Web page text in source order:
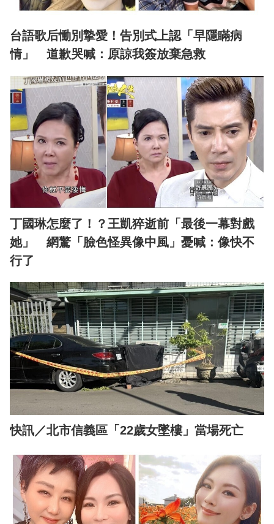
台語歌后慟別摯愛！告別式上認「早隱瞞病
情」 道歉哭喊：原諒我簽放棄急救
丁國琳怎麼了！？王凱猝逝前「最後一幕對戲
她」 網驚「臉色怪異像中風」憂喊：像快不
行了
快訊／北市信義區「22歲女墜樓」當場死亡